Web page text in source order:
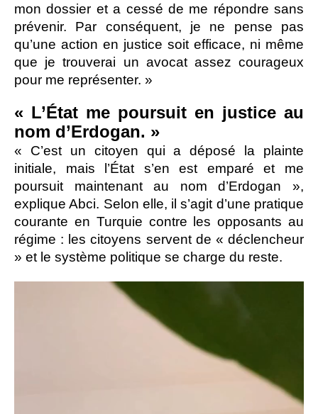
mon dossier et a cessé de me répondre sans
prévenir. Par conséquent, je ne pense pas
qu’une action en justice soit efficace, ni même
que je trouverai un avocat assez courageux
pour me représenter. »
« L’État me poursuit en justice au
nom d’Erdogan. »
« C’est un citoyen qui a déposé la plainte
initiale, mais l’État s’en est emparé et me
poursuit maintenant au nom d’Erdogan »,
explique Abci. Selon elle, il s’agit d’une pratique
courante en Turquie contre les opposants au
régime : les citoyens servent de « déclencheur
» et le système politique se charge du reste.